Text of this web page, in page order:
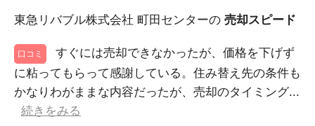
東急リバブル株式会社 町田センターの 売却スピード
口コミ
すぐには売却できなかったが、価格を下げず
に粘ってもらって感謝している。住み替え先の条件も
かなりわがままな内容だったが、売却のタイミング...
続きをみる